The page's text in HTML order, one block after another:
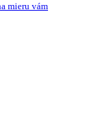
mieru vám